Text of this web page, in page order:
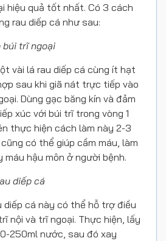
hiệu quả tốt nhất. Có 3 cách
rau diếp cá như sau:
búi trĩ ngoại
vài lá rau diếp cá cùng ít hạt
sau khi giã nát trực tiếp vào
Dùng gạc băng kín và đảm
xúc với búi trĩ trong vòng 1
thực hiện cách làm này 2-3
có thể giúp cầm máu, làm
hậu môn ở người bệnh.
diếp cá
diếp cá này có thể hỗ trợ điều
nội và trĩ ngoại. Thực hiện, lấy
250ml nước, sau đó xay